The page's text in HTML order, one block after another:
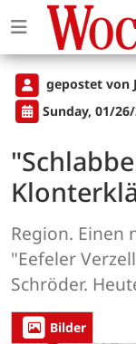
gepostet von
Sunday, 01/
Region. Einen
"Eefeler
Schröder.
Bilder